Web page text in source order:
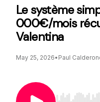
Le système
000€/mois
Valentina
May 25, 2026• Paul